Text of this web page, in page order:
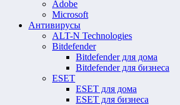
Adobe
Microsoft
Антивирусы
ALT-N Technologies
Bitdefender
Bitdefender для дома
Bitdefender для бизнеса
ESET
ESET для дома
ESET для бизнеса